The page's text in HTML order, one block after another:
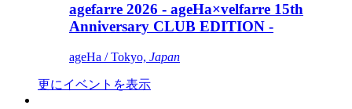
agefarre 2026 - ageHa×velfarre 15th
Anniversary CLUB EDITION -
ageHa / Tokyo, Japan
更にイベントを表示